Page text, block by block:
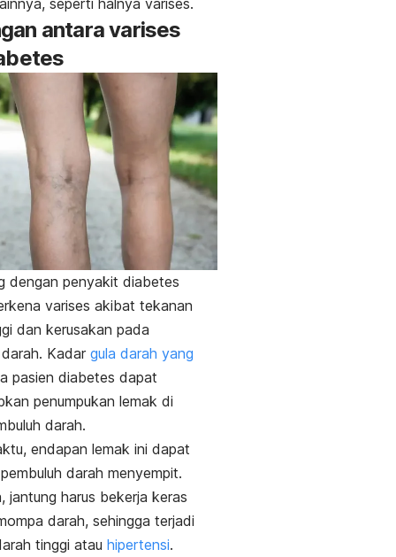
seperti halnya varises.
antara varises
dengan penyakit diabetes
varises akibat tekanan
dan kerusakan pada
Kadar gula darah yang
pasien diabetes dapat
penumpukan lemak di
darah.
endapan lemak ini dapat
darah menyempit.
jantung harus bekerja keras
darah, sehingga terjadi
tinggi atau hipertensi.